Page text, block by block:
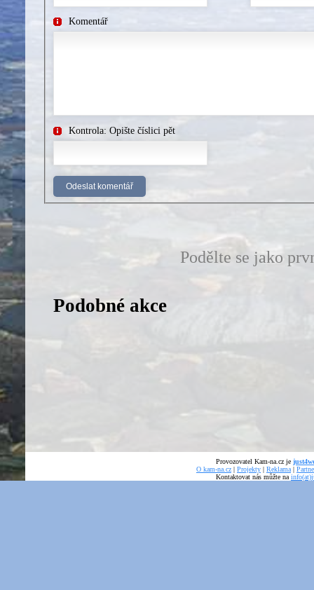
Komentář
Kontrola: Opište číslici pět
Podělte se jako
Podobné akce
Provozovatel Kam-na.cz je
O kam-na.cz | Projekty | Reklama |
Kontaktovat nás můžte na